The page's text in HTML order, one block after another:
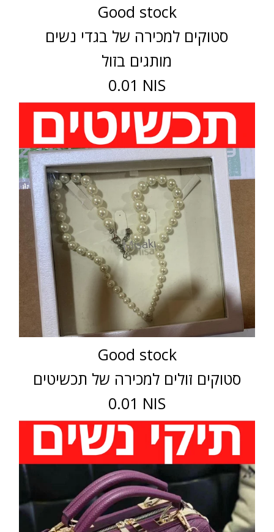
Good stock
סטוקים למכירה של בגדי נשים
מותגים בזול
0.01 NIS
Good stock
סטוקים זולים למכירה של תכשיטים
0.01 NIS